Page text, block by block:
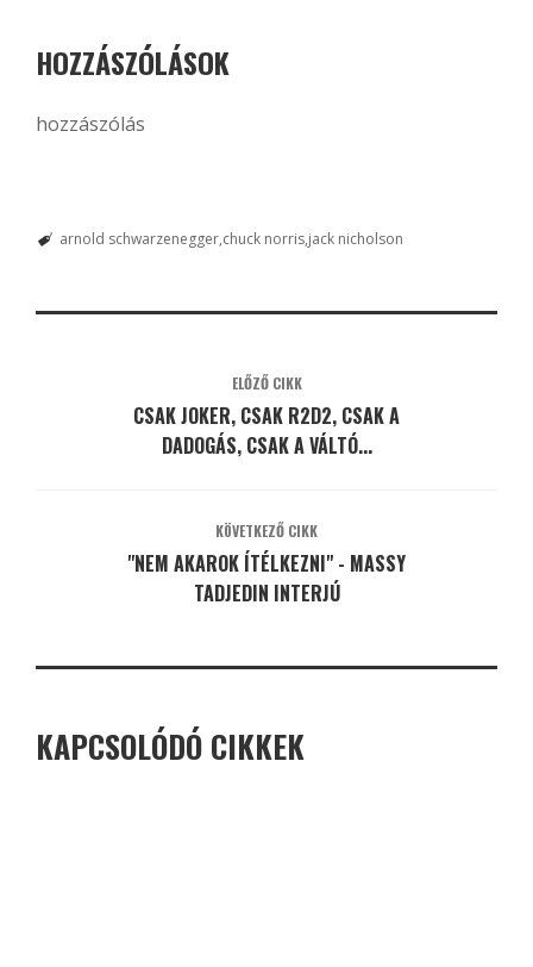
HOZZÁSZÓLÁSOK
hozzászólás
arnold schwarzenegger chuck norris jack nicholson
ELŐZŐ CIKK
CSAK JOKER, CSAK R2D2, CSAK A
DADOGÁS, CSAK A VÁLTÓ...
KÖVETKEZŐ CIKK
"NEM AKAROK ÍTÉLKEZNI" - MASSY
TADJEDIN INTERJÚ
KAPCSOLÓDÓ CIKKEK